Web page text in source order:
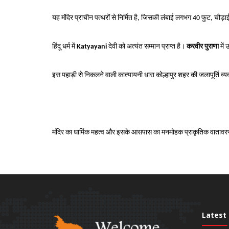
यह मंदिर प्राचीन पत्थरों से निर्मित है, जिसकी लंबाई लगभग 40 फुट,
हिंदू धर्म मेंKatyayani देवी को अत्यंत सम्मान प्राप्त है।करवीर पुराणामें
इस पहाड़ी से निकलने वाली कात्यायनी धारा कोल्हापुर शहर की जलापूर्ति
मंदिर का धार्मिक महत्व और इसके आसपास का मनमोहक प्राकृतिक
Latest